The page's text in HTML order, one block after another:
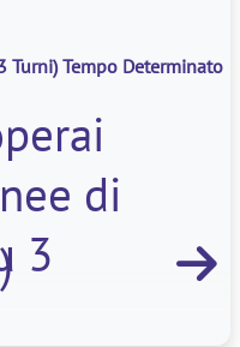
Turni) Tempo Determinato
di
3